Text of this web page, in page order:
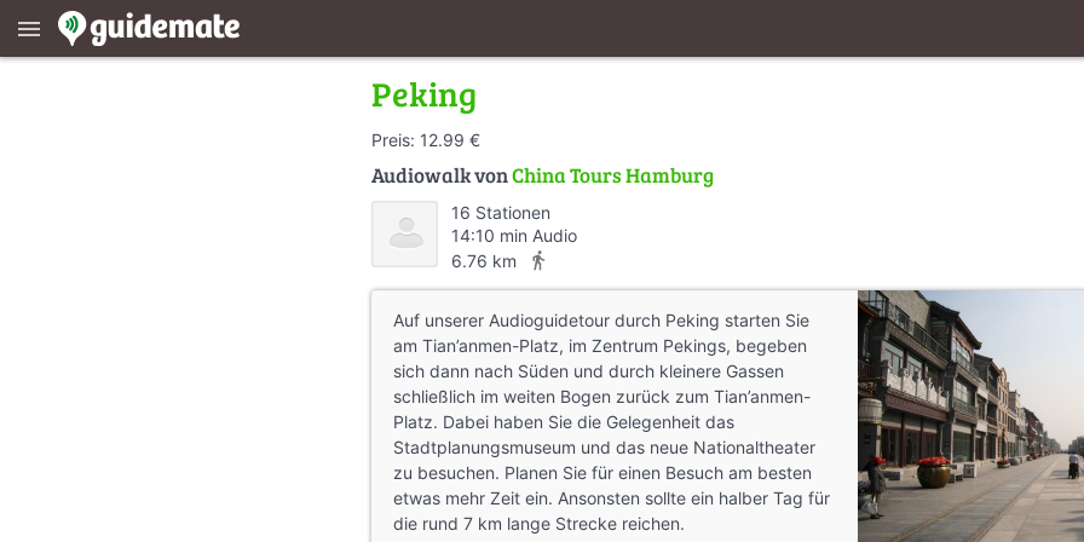
menu
Peking
Preis: 12.99 €
Audiowalk vonChina Tours Hamburg
16 Stationen
14:10 min Audio
6.76 km
directions_walk
Auf unserer Audioguidetour durch Peking starten Sie
am Tian’anmen-Platz, im Zentrum Pekings, begeben
sich dann nach Süden und durch kleinere Gassen
schließlich im weiten Bogen zurück zum Tian’anmen-
Platz. Dabei haben Sie die Gelegenheit das
Stadtplanungsmuseum und das neue Nationaltheater
zu besuchen. Planen Sie für einen Besuch am besten
etwas mehr Zeit ein. Ansonsten sollte ein halber Tag für
die rund 7 km lange Strecke reichen.